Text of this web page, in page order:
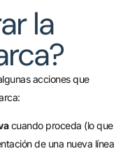
la
acciones que
cuando proceda (lo que
de una nueva línea